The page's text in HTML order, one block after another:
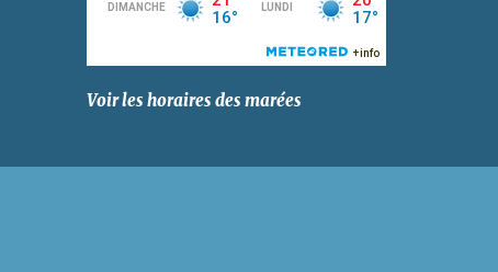
Voir les horaires des marées